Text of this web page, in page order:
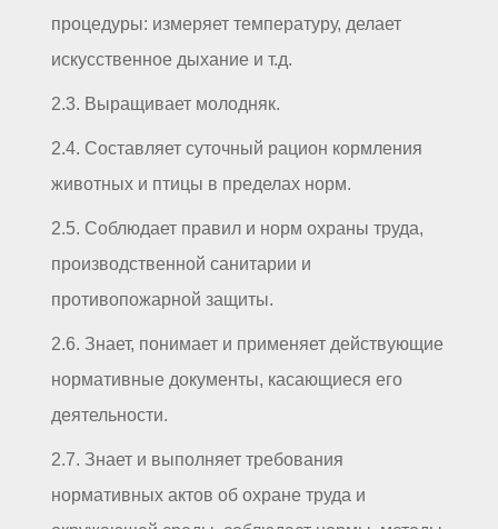
процедуры: измеряет температуру, делает
искусственное дыхание и т.д.
2.3. Выращивает молодняк.
2.4. Составляет суточный рацион кормления
животных и птицы в пределах норм.
2.5. Соблюдает правил и норм охраны труда,
производственной санитарии и
противопожарной защиты.
2.6. Знает, понимает и применяет действующие
нормативные документы, касающиеся его
деятельности.
2.7. Знает и выполняет требования
нормативных актов об охране труда и